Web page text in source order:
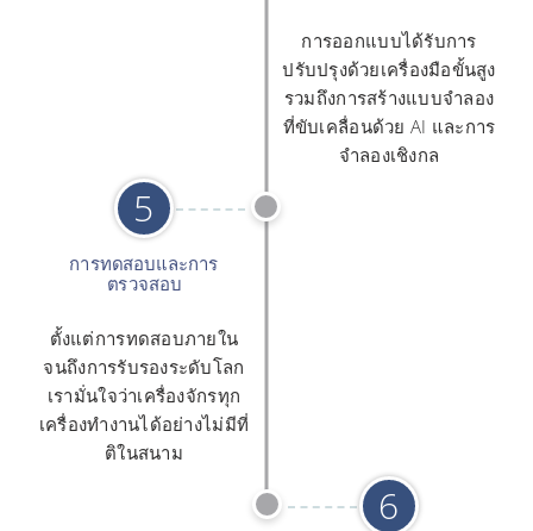
การออกแบบได้รับการ
ปรับปรุงด้วยเครื่องมือขั้นสูง
รวมถึงการสร้างแบบจำลอง
ที่ขับเคลื่อนด้วย AI และการ
จำลองเชิงกล
5
การทดสอบและการ
ตรวจสอบ
ตั้งแต่การทดสอบภายใน
จนถึงการรับรองระดับโลก
เรามั่นใจว่าเครื่องจักรทุก
เครื่องทำงานได้อย่างไม่มีที่
ติในสนาม
6